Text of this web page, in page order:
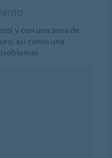
y con una zona de
así como una